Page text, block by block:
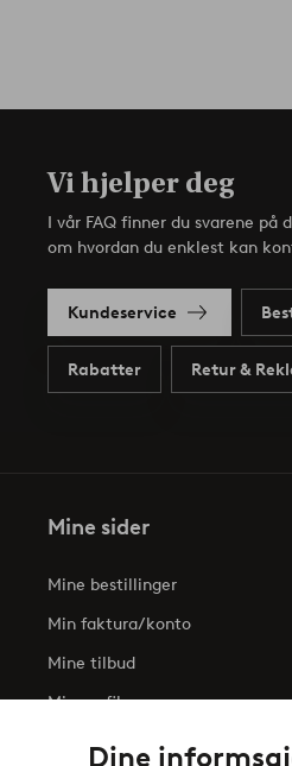
Dine
Vi hjelper deg
I vår FAQ finner du svarene på
om hvordan du enklest kan
Kundeservice
Rabatter Retur &
Mine sider
Mine bestillinger
Min faktura/konto
Mine tilbud
Min profil